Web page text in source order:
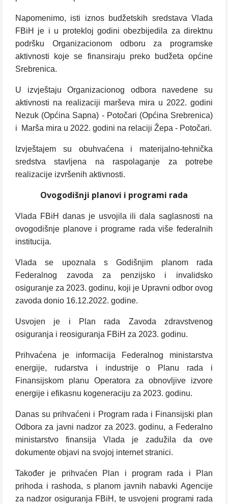
Napomenimo, isti iznos budžetskih sredstava Vlada
FBiH je i u protekloj godini obezbijedila za direktnu
podršku Organizacionom odboru za programske
aktivnosti koje se finansiraju preko budžeta općine
Srebrenica.
U izvještaju Organizacionog odbora navedene su
aktivnosti na realizaciji marševa mira u 2022. godini
Nezuk (Općina Sapna) - Potočari (Općina Srebrenica)
i
Marša mira u 2022. godini na relaciji Žepa - Potočari.
Izvještajem su obuhvaćena i materijalno-tehnička
sredstva stavljena na raspolaganje za potrebe
realizacije izvršenih aktivnosti.
Ovogodišnji planovi i programi rada
Vlada FBiH danas je usvojila ili dala saglasnosti na
ovogodišnje planove i programe rada više federalnih
institucija.
Vlada se upoznala s Godišnjim planom rada
Federalnog zavoda za penzijsko i invalidsko
osiguranje za 2023. godinu, koji je Upravni odbor ovog
zavoda donio 16.12.2022. godine.
Usvojen je i Plan rada Zavoda zdravstvenog
osiguranja i reosiguranja FBiH za 2023. godinu.
Prihvaćena je informacija Federalnog ministarstva
energije, rudarstva i industrije o Planu rada i
Finansijskom planu Operatora za obnovljive izvore
energije i efikasnu kogeneraciju za 2023. godinu.
Danas su prihvaćeni i Program rada i Finansijski plan
Odbora za javni nadzor za 2023. godinu, a Federalno
ministarstvo finansija Vlada je zadužila da ove
dokumente objavi na svojoj internet stranici.
Također je prihvaćen Plan i program rada i Plan
prihoda i rashoda, s planom javnih nabavki Agencije
za nadzor osiguranja FBiH, te usvojeni programi rada